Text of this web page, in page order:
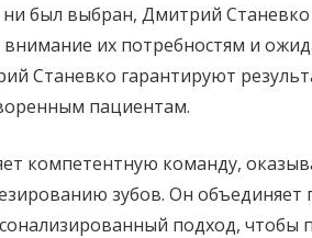
был выбран, Дмитрий
внимание их потребностям и
Станевко гарантируют
пациентам.
компетентную команду,
зубов. Он объединяет
подход, чтобы